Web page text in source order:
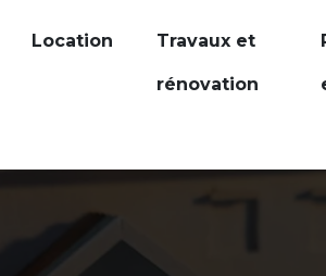
Location Travaux et
rénovation